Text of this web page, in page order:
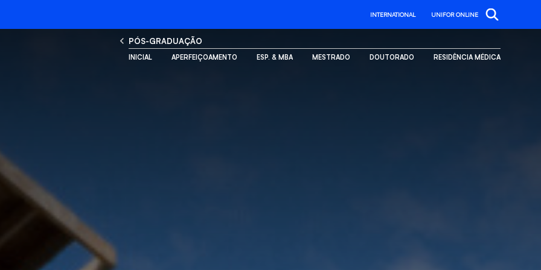
INTERNATIONAL UNIFOR ONLINE
PÓS-GRADUAÇÃO
INICIAL APERFEIÇOAMENTO ESP. & MBA MESTRADO DOUTORADO RESIDÊNCIA MÉDICA